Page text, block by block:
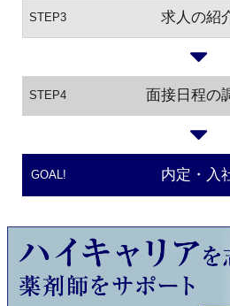
STEP3 求人の紹
STEP4 面接日程の
GOAL! 内定・入